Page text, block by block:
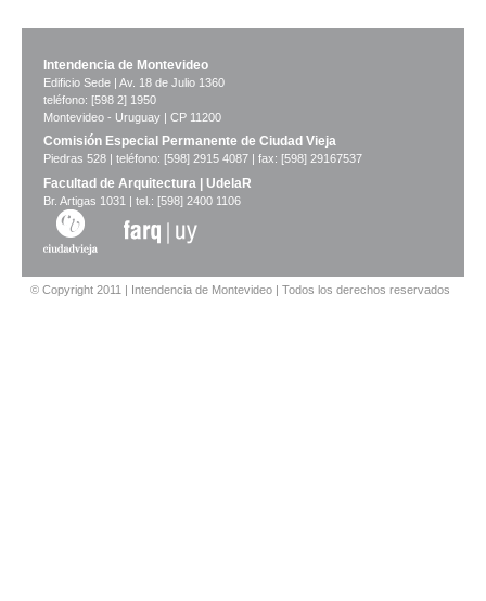
Intendencia de Montevideo
Edificio Sede | Av. 18 de Julio 1360
teléfono: [598 2] 1950
Montevideo - Uruguay | CP 11200
Comisión Especial Permanente de Ciudad Vieja
Piedras 528 | teléfono: [598] 2915 4087 | fax: [598] 29167537
Facultad de Arquitectura | UdelaR
Br. Artigas 1031 | tel.: [598] 2400 1106
© Copyright 2011 | Intendencia de Montevideo | Todos los derechos reservados